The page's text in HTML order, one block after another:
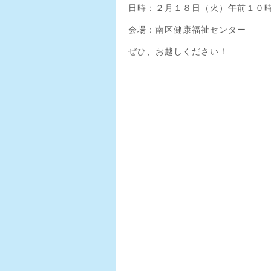
日時：２月１８日（火）午前１０
会場：南区健康福祉センター
ぜひ、お越しください！